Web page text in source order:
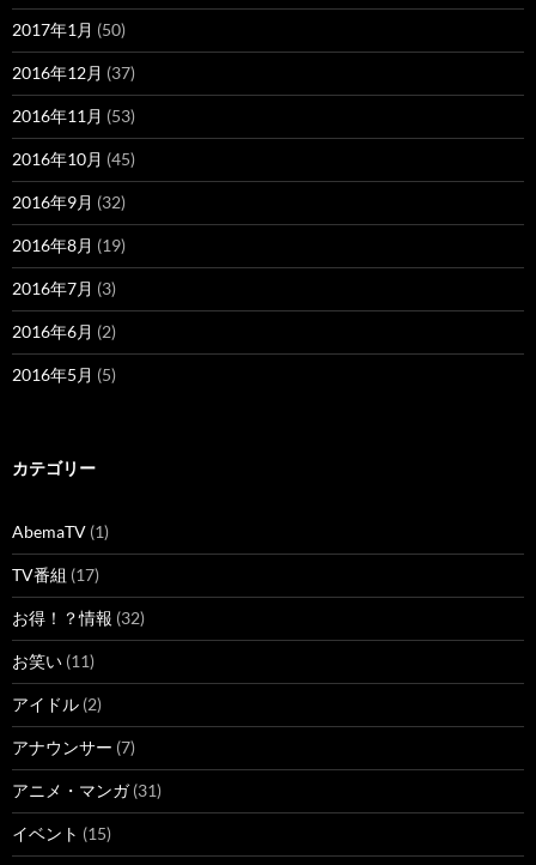
2017年1月 (50)
2016年12月 (37)
2016年11月 (53)
2016年10月 (45)
2016年9月 (32)
2016年8月 (19)
2016年7月 (3)
2016年6月 (2)
2016年5月 (5)
カテゴリー
AbemaTV (1)
TV番組 (17)
お得！？情報 (32)
お笑い (11)
アイドル (2)
アナウンサー (7)
アニメ・マンガ(31)
イベント (15)